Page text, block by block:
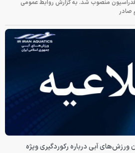
منصوب شد. به گزارش روابط عمومی
ورزش‌های آبی درباره رکوردگیری ویژه